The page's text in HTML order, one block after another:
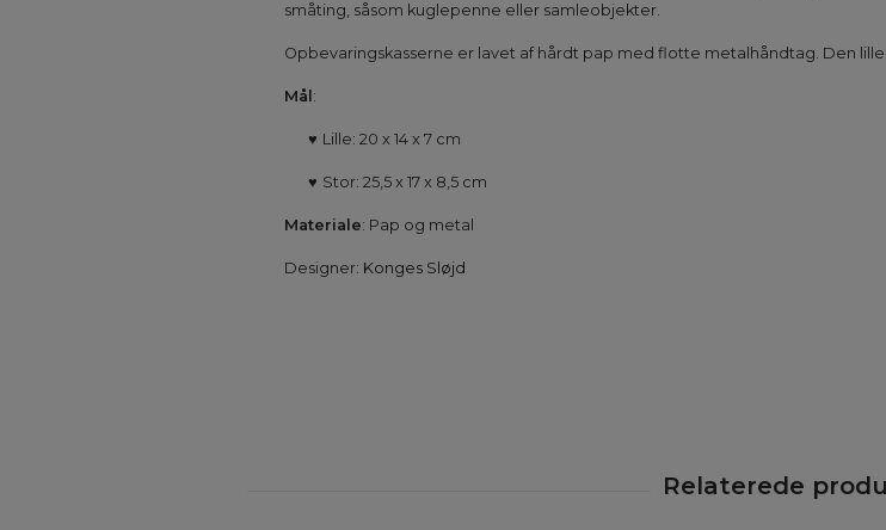
småting, såsom kuglepenne eller samleobjekter.
Opbevaringskasserne er lavet af hårdt pap med flotte metalhåndtag. Den
Mål :
♥ Lille: 20 x 14 x 7 cm
♥ Stor: 25,5 x 17 x 8,5 cm
Materiale: Pap og metal
Designer: Konges Sløjd